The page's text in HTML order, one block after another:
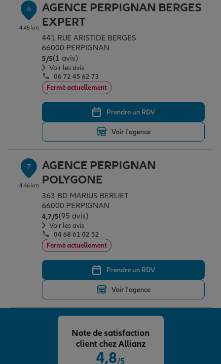
6
4.45 km
AGENCE PERPIGNAN BERGES
EXPERT
441 RUE ARISTIDE BERGES
66000 PERPIGNAN
5/5Note de 5 sur 5
(1 avis)
Voir les avis
06 72 45 62 73
Fermé actuellement
Prendre un RDV
Voir l'agence
7
4.46 km
AGENCE PERPIGNAN
POLYGONE
363 BD MARIUS BERLIET
66000 PERPIGNAN
4,7/5Note de 4.7 sur 5
(95 avis)
Voir les avis
04 68 61 02 52
Fermé actuellement
Prendre un RDV
Voir l'agence
4,8/5
Note de satisfaction
client chez Allianz